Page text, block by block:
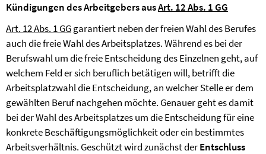
Kündigungen des Arbeitgebers ausArt. 12 Abs. 1 GG
Art. 12 Abs. 1 GGgarantiert neben der freien Wahl des Berufes
auch die freie Wahl des Arbeitsplatzes. Während es bei der
Berufswahl um die freie Entscheidung des Einzelnen geht, auf
welchem Feld er sich beruflich betätigen will, betrifft die
Arbeitsplatzwahl die Entscheidung, an welcher Stelle er dem
gewählten Beruf nachgehen möchte. Genauer geht es damit
bei der Wahl des Arbeitsplatzes um die Entscheidung für eine
konkrete Beschäftigungsmöglichkeit oder ein bestimmtes
Arbeitsverhältnis. Geschützt wird zunächst derEntschluss